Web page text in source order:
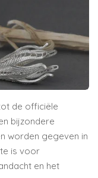
de officiële
bijzondere
worden gegeven in
is voor
en het